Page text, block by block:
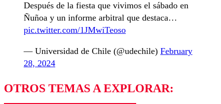
Después de la fiesta que vivimos el sábado en
Ñuñoa y un informe arbitral que destaca…
pic.twitter.com/1JMwiTeoso
— Universidad de Chile (@udechile) February
28, 2024
OTROS TEMAS A EXPLORAR: